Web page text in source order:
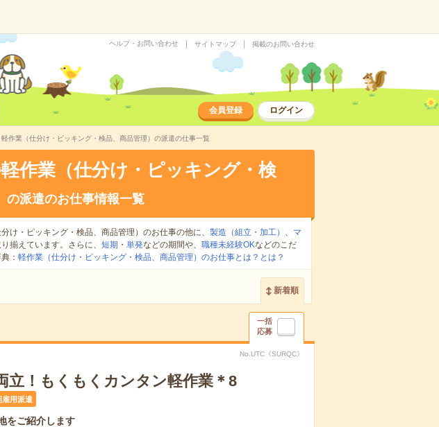
ヘルプ・お問い合わせ サイトマップ 掲載のお問い合わせ
会員登録 ログイン
作業（仕分け・ピッキング・検品、商品管理）の派遣の仕事一覧
軽作業（仕分け・ピッキング・検
の派遣のお仕事情報一覧
け・ピッキング・検品、商品管理）のお仕事の他に、 製造（組立・加工） 、
マ
揃えています。さらに、 短期 ・ 単発などの期間や、 職種未経験OKなどのこだ
： 軽作業（仕分け・ピッキング・検品、商品管理）のお仕事とは？とは？
新着順
一括
応募
No.UTC《SURQC》
立！もくもくカンタン軽作業＊8
雇用派遣
をご紹介します